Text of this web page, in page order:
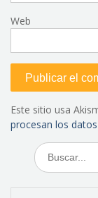
Web
Este sitio usa
procesan los
Buscar: